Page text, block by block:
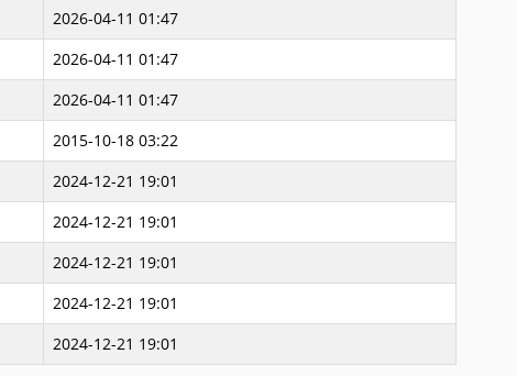
2026-04-11 01:47
2026-04-11 01:47
2026-04-11 01:47
2015-10-18 03:22
2024-12-21 19:01
2024-12-21 19:01
2024-12-21 19:01
2024-12-21 19:01
2024-12-21 19:01